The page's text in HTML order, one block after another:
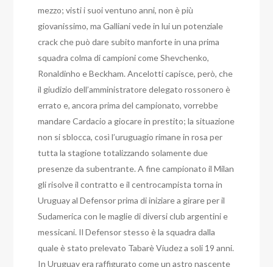
mezzo; visti i suoi ventuno anni, non è più
giovanissimo, ma Galliani vede in lui un potenziale
crack che può dare subito manforte in una prima
squadra colma di campioni come Shevchenko,
Ronaldinho e Beckham. Ancelotti capisce, però, che
il giudizio dell’amministratore delegato rossonero è
errato e, ancora prima del campionato, vorrebbe
mandare Cardacio a giocare in prestito; la situazione
non si sblocca, così l’uruguagio rimane in rosa per
tutta la stagione totalizzando solamente due
presenze da subentrante. A fine campionato il Milan
gli risolve il contratto e il centrocampista torna in
Uruguay al Defensor prima di iniziare a girare per il
Sudamerica con le maglie di diversi club argentini e
messicani. Il Defensor stesso è la squadra dalla
quale è stato prelevato Tabarè Viudez a soli 19 anni.
In Uruguay era raffigurato come un astro nascente